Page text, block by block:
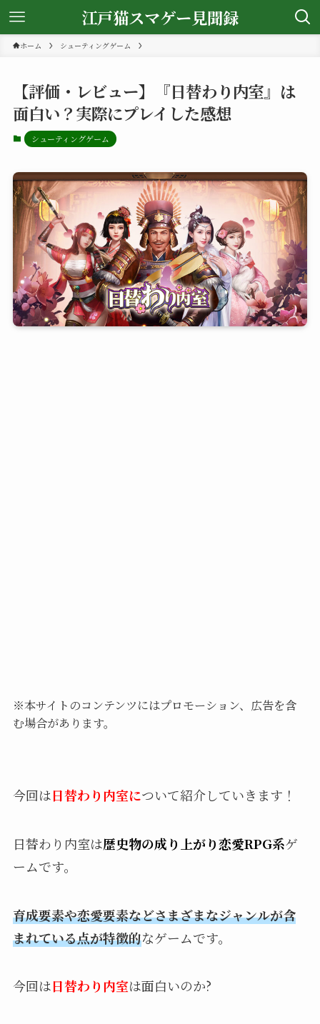
江戸猫スマゲー見聞録
ホーム シューティングゲーム
【評価・レビュー】『日替わり内室』は
面白い？実際にプレイした感想
シューティングゲーム
※本サイトのコンテンツにはプロモーション、広告を含
む場合があります。
今回は日替わり内室について紹介していきます！
日替わり内室は歴史物の成り上がり恋愛RPG系ゲ
ームです。
育成要素や恋愛要素などさまざまなジャンルが含
まれている点が特徴的なゲームです。
今回は日替わり内室は面白いのか?